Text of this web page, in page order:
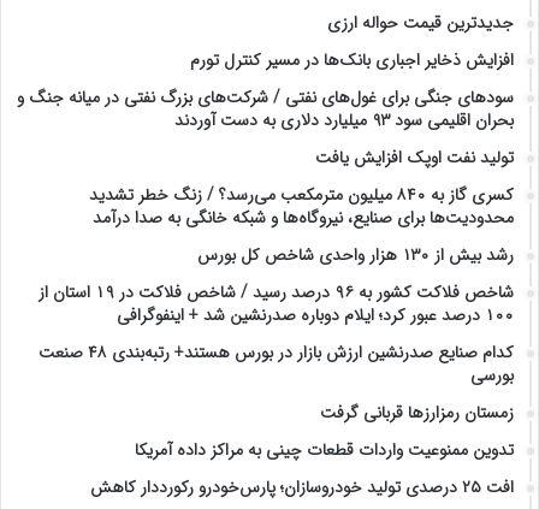
جدیدترین قیمت حواله ارزی
افزایش ذخایر اجباری بانک‌ها در مسیر کنترل تورم
سودهای جنگی برای غول‌های نفتی / شرکت‌های بزرگ نفتی در میانه جنگ و
بحران اقلیمی سود ۹۳ میلیارد دلاری به دست آوردند
تولید نفت اوپک افزایش یافت
کسری گاز به ۸۴۰ میلیون مترمکعب می‌رسد؟ / زنگ خطر تشدید
محدودیت‌ها برای صنایع، نیروگاه‌ها و شبکه خانگی به صدا درآمد
رشد بیش از ۱۳۰ هزار واحدی شاخص کل بورس
شاخص فلاکت کشور به ۹۶ درصد رسید / شاخص فلاکت در ۱۹ استان از
۱۰۰ درصد عبور کرد؛ ایلام دوباره صدرنشین شد + اینفوگرافی
کدام صنایع صدرنشین‌ ارزش بازار در بورس هستند+ رتبه‌بندی ۴۸ صنعت
بورسی
زمستان رمزارزها قربانی گرفت
تدوین ممنوعیت واردات قطعات چینی به مراکز داده آمریکا
افت ۲۵ درصدی تولید خودروسازان؛ پارس‌خودرو رکورددار کاهش